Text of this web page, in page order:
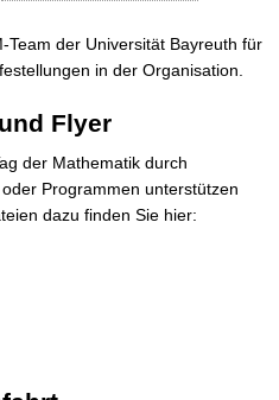
Team der Universität Bayreuth für
in der Organisation.
Flyer
der Mathematik durch
Programmen unterstützen
dazu finden Sie hier: